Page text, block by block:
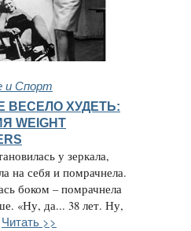
и Спорт
ВЕСЕЛО ХУДЕТЬ:
WEIGHT
у зеркала,
на себя и помрачнела.
боком – помрачнела
«Ну, да... 38 лет. Ну,
Читать >>